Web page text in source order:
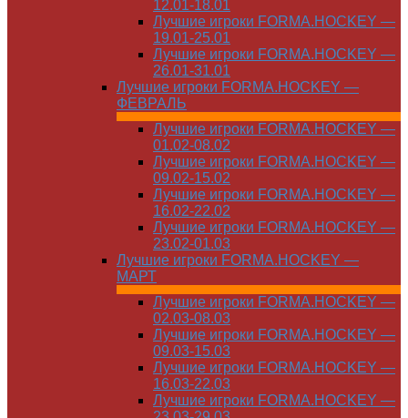
12.01-18.01
Лучшие игроки FORMA.HOCKEY —
19.01-25.01
Лучшие игроки FORMA.HOCKEY —
26.01-31.01
Лучшие игроки FORMA.HOCKEY —
ФЕВРАЛЬ
Лучшие игроки FORMA.HOCKEY —
01.02-08.02
Лучшие игроки FORMA.HOCKEY —
09.02-15.02
Лучшие игроки FORMA.HOCKEY —
16.02-22.02
Лучшие игроки FORMA.HOCKEY —
23.02-01.03
Лучшие игроки FORMA.HOCKEY —
МАРТ
Лучшие игроки FORMA.HOCKEY —
02.03-08.03
Лучшие игроки FORMA.HOCKEY —
09.03-15.03
Лучшие игроки FORMA.HOCKEY —
16.03-22.03
Лучшие игроки FORMA.HOCKEY —